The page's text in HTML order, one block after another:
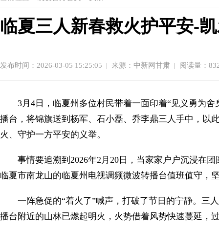
临夏三人新春救火护平安-
发布时间：2026-03-05 15:25:05 | 来源：中新网甘肃 | 阅读量：
3月4日，临夏州多位村民带着一面印着“见义勇为
播台，将锦旗送到杨军、石小磊、乔李鼎三人手中，以
火、守护一方平安的义举。
事情要追溯到2026年2月20日，当家家户户沉浸在
临夏市南龙山的临夏州电视调频微波转播台值班值守，
一阵急促的“着火了”喊声，打破了节日的宁静。三
播台附近的山林已燃起明火，火势借着风势快速蔓延，